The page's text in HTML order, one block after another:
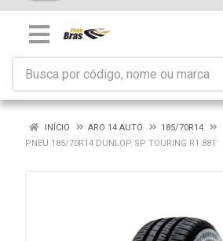
INÍCIO ARO 14 AUTO
185/70R14
PNEU 185/70R14 DUNLOP SP TOURING R1 88T